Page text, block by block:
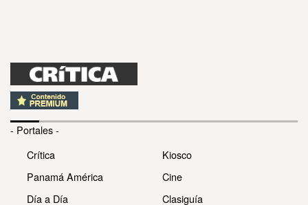
- Portales -
Crítica
Panamá América
Día a Día
Kiosco
Cine
Clasiguía